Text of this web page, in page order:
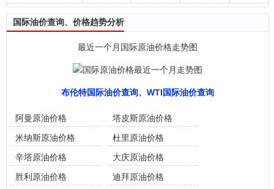
国际油价查询、价格趋势分析
最近一个月国际原油价格走势图
布伦特国际油价查询、WTI国际油价查询
阿曼原油价格
塔皮斯原油价格
米纳斯原油价格
杜里原油价格
辛塔原油价格
大庆原油价格
胜利原油价格
迪拜原油价格